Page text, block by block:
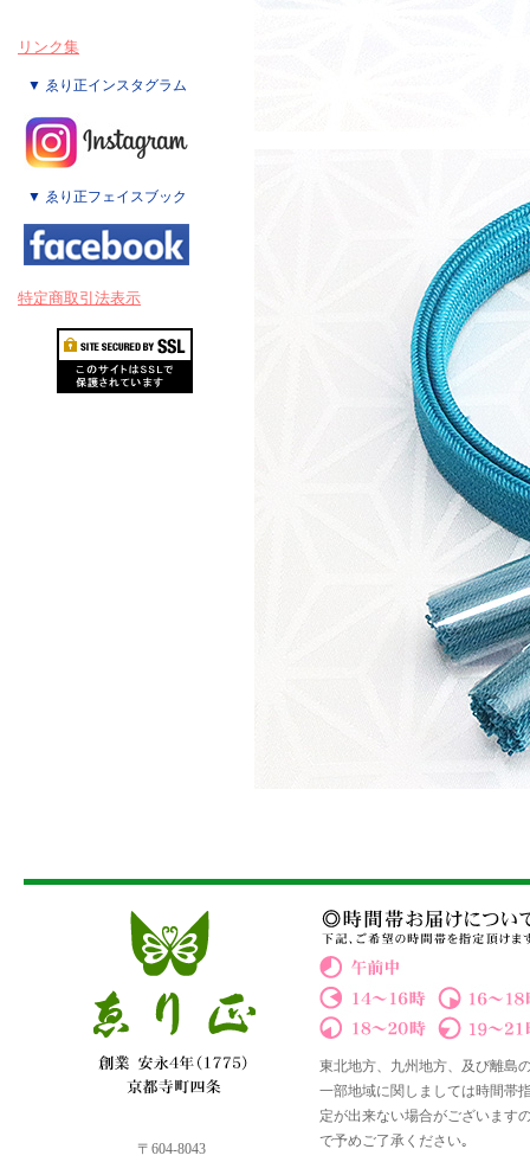
リンク集
▼ ゑり正インスタグラム
▼ ゑり正フェイスブック
特定商取引法表示
〒604-8043
東北地方、九州地方、及び離島
一部地域に関しましては時間帯
定が出来ない場合がございます
で予めご了承ください｡